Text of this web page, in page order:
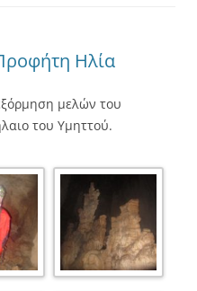
Ηλία
μελών του
του Υμηττού.